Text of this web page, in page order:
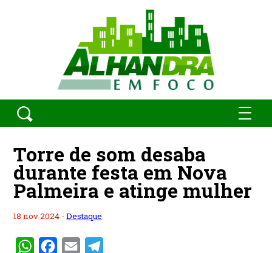
Torre de som desaba
durante festa em Nova
Palmeira e atinge mulher
18 nov 2024 -Destaque
WhatsAppFacebook
Email